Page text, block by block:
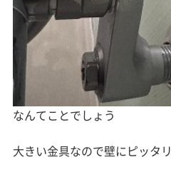
なんてことでしょう
大きい金具なので壁にピッタリ